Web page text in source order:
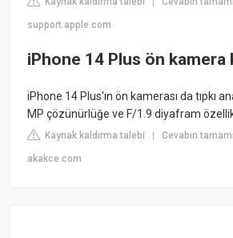
support.apple.com
iPhone 14 Plus ön kamera
iPhone 14 Plus'ın ön kamerası da tıpkı
MP çözünürlüğe ve F/1.9 diyafram
Kaynak kaldırma talebi |Cevabın
akakce.com